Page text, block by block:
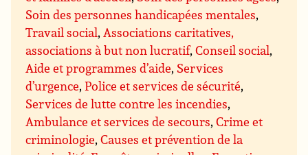
Soin des personnes handicapées mentales,
Travail social,Associations caritatives,
associations à but non lucratif,Conseil social,
Aide et programmes d’aide, Services
d’urgence,Police et services de sécurité,
Services de lutte contre les incendies,
Ambulance et services de secours,Crime et
criminologie,Causes et prévention de la